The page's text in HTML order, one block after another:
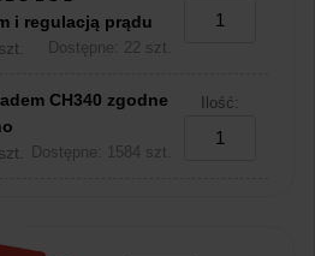
i regulacją prądu
Dostępne: 22 szt.
CH340 zgodne
Dostępne: 1584 szt.
Ilość: